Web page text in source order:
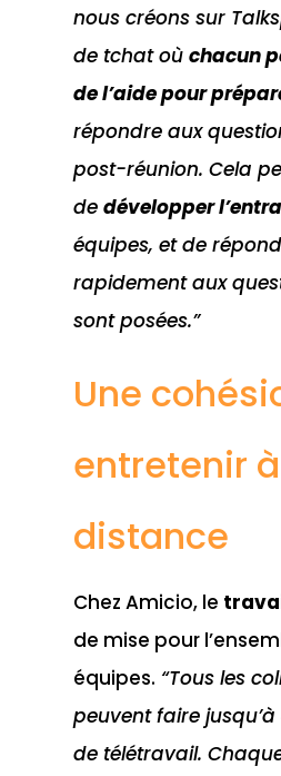
nous créons sur
de tchat où chacun
de l’aide pour
répondre aux
post-réunion. Cela
de développer
équipes, et de
rapidement aux
sont posées.”
Une
entretenir à
distance
Chez Amicio, le
de mise pour
équipes. “Tous les
peuvent faire
de télétravail.